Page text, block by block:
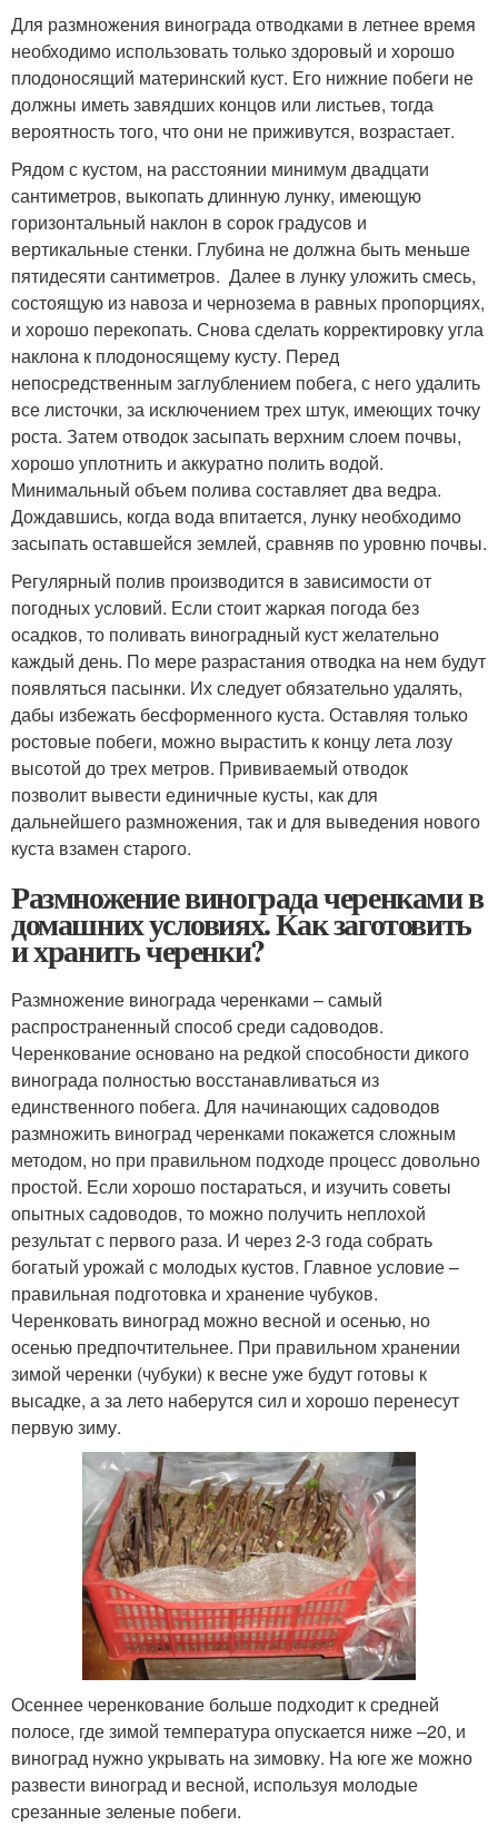
Для размножения винограда отводками в летнее время
необходимо использовать только здоровый и хорошо
плодоносящий материнский куст. Его нижние побеги не
должны иметь завядших концов или листьев, тогда
вероятность того, что они не приживутся, возрастает.
Рядом с кустом, на расстоянии минимум двадцати
сантиметров, выкопать длинную лунку, имеющую
горизонтальный наклон в сорок градусов и
вертикальные стенки. Глубина не должна быть меньше
пятидесяти сантиметров. Далее в лунку уложить смесь,
состоящую из навоза и чернозема в равных пропорциях,
и хорошо перекопать. Снова сделать корректировку угла
наклона к плодоносящему кусту. Перед
непосредственным заглублением побега, с него удалить
все листочки, за исключением трех штук, имеющих точку
роста. Затем отводок засыпать верхним слоем почвы,
хорошо уплотнить и аккуратно полить водой.
Минимальный объем полива составляет два ведра.
Дождавшись, когда вода впитается, лунку необходимо
засыпать оставшейся землей, сравняв по уровню почвы.
Регулярный полив производится в зависимости от
погодных условий. Если стоит жаркая погода без
осадков, то поливать виноградный куст желательно
каждый день. По мере разрастания отводка на нем будут
появляться пасынки. Их следует обязательно удалять,
дабы избежать бесформенного куста. Оставляя только
ростовые побеги, можно вырастить к концу лета лозу
высотой до трех метров. Прививаемый отводок
позволит вывести единичные кусты, как для
дальнейшего размножения, так и для выведения нового
куста взамен старого.
Размножение винограда черенками в
домашних условиях. Как заготовить
и хранить черенки?
Размножение винограда черенками – самый
распространенный способ среди садоводов.
Черенкование основано на редкой способности дикого
винограда полностью восстанавливаться из
единственного побега. Для начинающих садоводов
размножить виноград черенками покажется сложным
методом, но при правильном подходе процесс довольно
простой. Если хорошо постараться, и изучить советы
опытных садоводов, то можно получить неплохой
результат с первого раза. И через 2-3 года собрать
богатый урожай с молодых кустов. Главное условие –
правильная подготовка и хранение чубуков.
Черенковать виноград можно весной и осенью, но
осенью предпочтительнее. При правильном хранении
зимой черенки (чубуки) к весне уже будут готовы к
высадке, а за лето наберутся сил и хорошо перенесут
первую зиму.
Осеннее черенкование больше подходит к средней
полосе, где зимой температура опускается ниже –20, и
виноград нужно укрывать на зимовку. На юге же можно
развести виноград и весной, используя молодые
срезанные зеленые побеги.